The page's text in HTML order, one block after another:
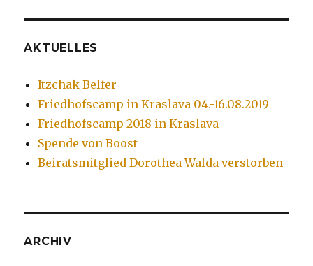
AKTUELLES
Itzchak Belfer
Friedhofscamp in Kraslava 04.-16.08.2019
Friedhofscamp 2018 in Kraslava
Spende von Boost
Beiratsmitglied Dorothea Walda verstorben
ARCHIV